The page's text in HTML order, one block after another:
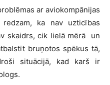
ar aviokompānijas
ka nav uzticības
skaidrs, cik lielā mērā un
bruņotos spēkus tā,
situācijā, kad karš ir